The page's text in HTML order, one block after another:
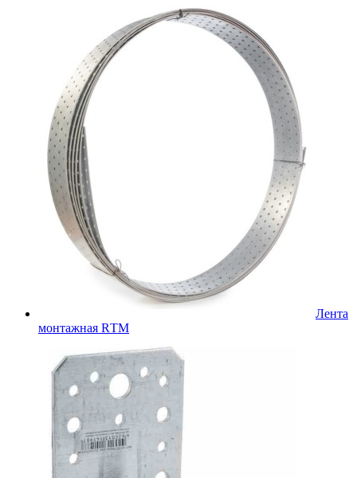
Лента
монтажная RТМ